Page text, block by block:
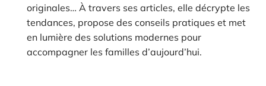
originales… À travers ses articles, elle décrypte les
tendances, propose des conseils pratiques et met
en lumière des solutions modernes pour
accompagner les familles d’aujourd’hui.